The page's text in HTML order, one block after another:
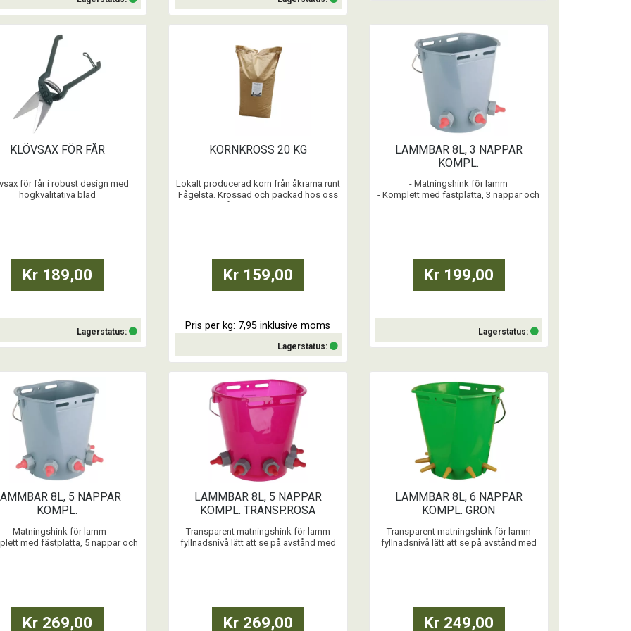
Köp
Köp
KLÖVSAX FÖR FÅR
för får i robust design med
högkvalitativa blad
Kr 189,00
Lagerstatus:
Köp
KORNKROSS 20 KG
Lokalt producerad korn från åkrarna runt
Fågelsta. Krossad och packad hos oss
Kr 159,00
Pris per kg: 7,95 inklusive moms
Lagerstatus:
Köp
LAMMBAR 8L, 3 NAPPAR
KOMPL.
- Matningshink för lamm
- Komplett med fästplatta, 3 nappar och
Kr 199,00
Lagerstatus:
Köp
8L, 5 NAPPAR
KOMPL.
- Matningshink för lamm
med fästplatta, 5 nappar och
Kr 269,00
LAMMBAR 8L, 5 NAPPAR
KOMPL. TRANSP.ROSA
Transparent matningshink för lamm
fyllnadsnivå lätt att se på avstånd med
Kr 269,00
LAMMBAR 8L, 6 NAPPAR
KOMPL. GRÖN
Transparent matningshink för lamm
fyllnadsnivå lätt att se på avstånd med
Kr 249,00